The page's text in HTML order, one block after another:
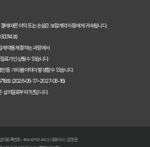
에 따른 이익 또는 손실은 보험계약자 등에게 귀속됩니다.
호)
계약을 체결하는 과정에서
료가 인상될 수 있습니다.
등 기타 불이익이 발생할 수 있습니다.
호 (2026-06-17~2027-06-16)
심의일로부터 1년입니다.
자등록번호 : 404-87-03442 | 대표이사 : 강경준